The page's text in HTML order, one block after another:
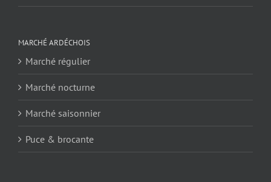
MARCHÉ ARDÉCHOIS
Marché régulier
Marché nocturne
Marché saisonnier
Puce & brocante